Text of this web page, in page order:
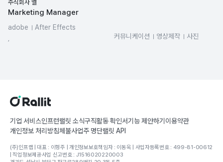
주식회사 멜
Marketing Manager
adobe
After Effects
커뮤니케이션 영상제작
사진
기업 서비스인프런랠릿 소식구직활동 확인서기능 제안하기 이용약관
개인정보 처리방침체불사업주 명단랠릿 API
(주)인프랩 | 대표 : 이형주 | 개인정보보호책임자 : 이동욱 | 사업자등록번호 : 499-81-00612
| 직업정보제공사업 신고번호 : J1516020220003